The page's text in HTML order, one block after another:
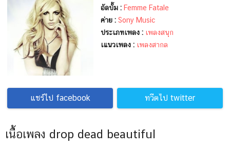
อัลบั้ม : Femme Fatale
ค่าย : Sony Music
ประเภทเพลง : เพลงสนุก
เแนวเพลง : เพลงสากล
แชร์ไป facebook ทวีตไป twitter
เนื้อเพลง drop dead beautiful